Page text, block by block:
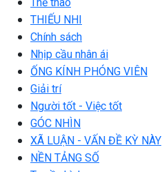
THIẾU NHI
Chính sách
Nhịp cầu nhân ái
ỐNG KÍNH PHÓNG VIÊN
Giải trí
Người tốt - Việc tốt
GÓC NHÌN
XÃ LUẬN - VẤN ĐỀ KỲ NÀY
NỀN TẢNG SỐ